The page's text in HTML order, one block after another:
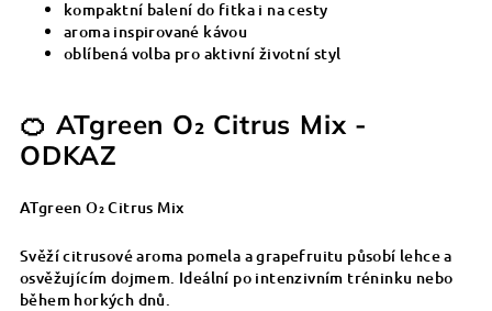
kompaktní balení do fitka i na cesty
aroma inspirované kávou
oblíbená volba pro aktivní životní styl
🍊 ATgreen O₂ Citrus Mix -
ODKAZ
ATgreen O₂ Citrus Mix
Svěží citrusové aroma pomela a grapefruitu působí lehce a
osvěžujícím dojmem. Ideální po intenzivním tréninku nebo
během horkých dnů.